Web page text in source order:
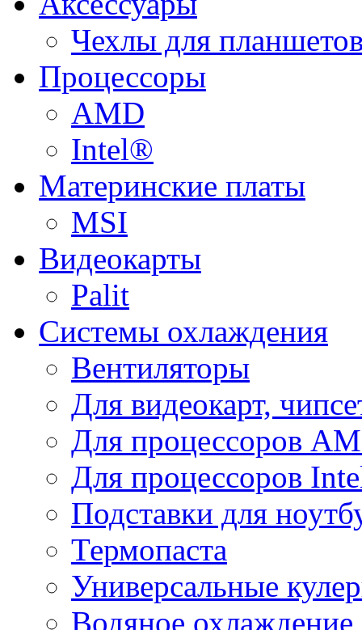
Чехлы для
Процессоры
AMD
Intel®
Материнские платы
MSI
Видеокарты
Palit
Системы охлаждения
Вентиляторы
Для видеокарт,
Для процессоров
Для процессоров
Подставки для
Термопаста
Универсальные
Водяное охлаждение